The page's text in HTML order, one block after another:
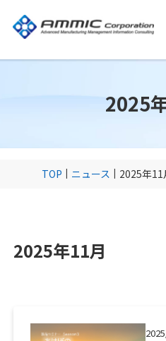
2025
TOP ニュース 2025年11
2025年11月